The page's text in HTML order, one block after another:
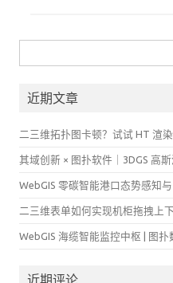
索：
近期文章
二三维拓扑图卡顿？试试 HT 渲
其域创新 × 图扑软件｜3DGS 高
WebGIS 零碳智能港口态势感知
二三维表单如何实现机柜拖拽上
WebGIS 海缆智能监控中枢 | 图扑
近期评论